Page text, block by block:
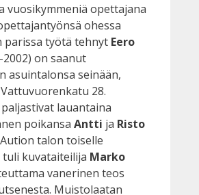
vuosikymmeniä opettajana
ohessa
parissa työtä tehnyt Eero
2002) on saanut
asuintalonsa seinään,
28.
lauantaina
poikansa Antti ja Risto
talon toiselle
kuvataiteilija Marko
vanerinen teos
Muistolaatan